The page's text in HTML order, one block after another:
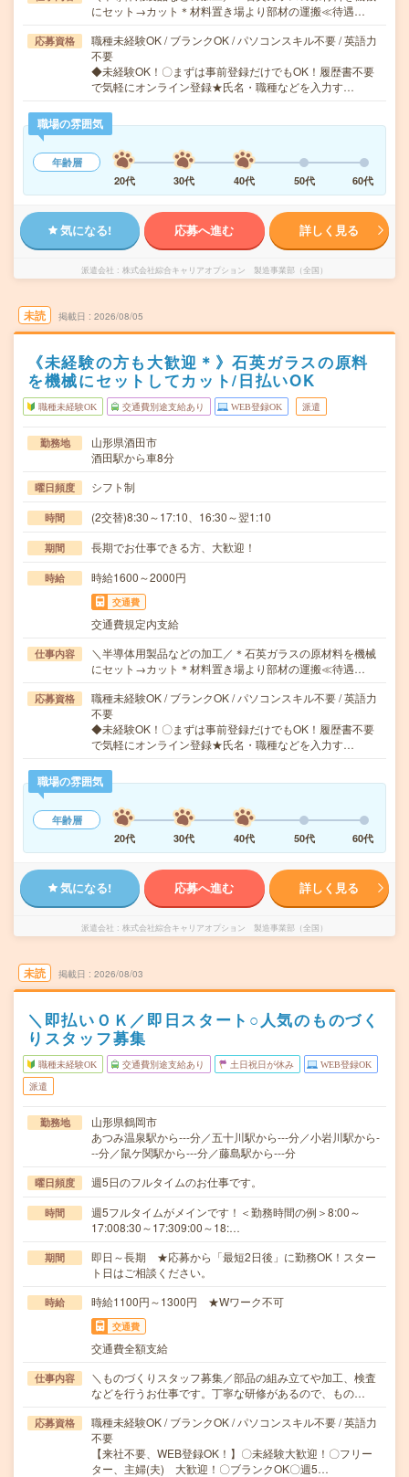
にセット→カット＊材料置き場より部材の運搬≪待遇…
応募資格
職種未経験OK / ブランクOK / パソコンスキル不要 / 英語力
不要
◆未経験OK！〇まずは事前登録だけでもOK！履歴書不要
で気軽にオンライン登録★氏名・職種などを入力す…
職場の雰囲気
年齢層
20代
30代 40代 50代 60代
気になる! 応募へ進む 詳しく見る
派遣会社 株式会社綜合キャリアオプション 製造事業部（全国）
未読 掲載日 2026/08/05
《未経験の方も大歓迎＊》石英ガラスの原料
を機械にセットしてカット/日払いOK
職種未経験OK 交通費別途支給あり WEB登録OK 派遣
勤務地
山形県酒田市
酒田駅から車8分
曜日頻度 シフト制
時間 (2交替)8:30～17:10、16:30～翌1:10
期間 長期でお仕事できる方、大歓迎！
時給 時給1600～2000円
交通費
交通費規定内支給
仕事内容
＼半導体用製品などの加工／＊石英ガラスの原材料を機械
にセット→カット＊材料置き場より部材の運搬≪待遇…
応募資格
職種未経験OK / ブランクOK / パソコンスキル不要 / 英語力
不要
◆未経験OK！〇まずは事前登録だけでもOK！履歴書不要
で気軽にオンライン登録★氏名・職種などを入力す…
職場の雰囲気
年齢層
20代
30代 40代 50代 60代
気になる! 応募へ進む 詳しく見る
派遣会社 株式会社綜合キャリアオプション 製造事業部（全国）
未読 掲載日 2026/08/03
＼即払いＯＫ／即日スタート○人気のものづく
りスタッフ募集
職種未経験OK 交通費別途支給あり 土日祝日が休み WEB登録OK
派遣
勤務地
山形県鶴岡市
あつみ温泉駅から---分／五十川駅から---分／小岩川駅から-
--分／鼠ケ関駅から---分／藤島駅から---分
曜日頻度 週5日のフルタイムのお仕事です。
時間
週5フルタイムがメインです！＜勤務時間の例＞8:00～
17:008:30～17:309:00～18:…
期間
即日～長期 ★応募から「最短2日後」に勤務OK！スター
ト日はご相談ください。
時給 時給1100円～1300円 ★Wワーク不可
交通費
交通費全額支給
仕事内容
＼ものづくりスタッフ募集／部品の組み立てや加工、検査
などを行うお仕事です。丁寧な研修があるので、もの…
応募資格
職種未経験OK / ブランクOK / パソコンスキル不要 / 英語力
不要
【来社不要、WEB登録OK！】〇未経験大歓迎！〇フリー
ター、主婦(夫) 大歓迎！〇ブランクOK〇週5…